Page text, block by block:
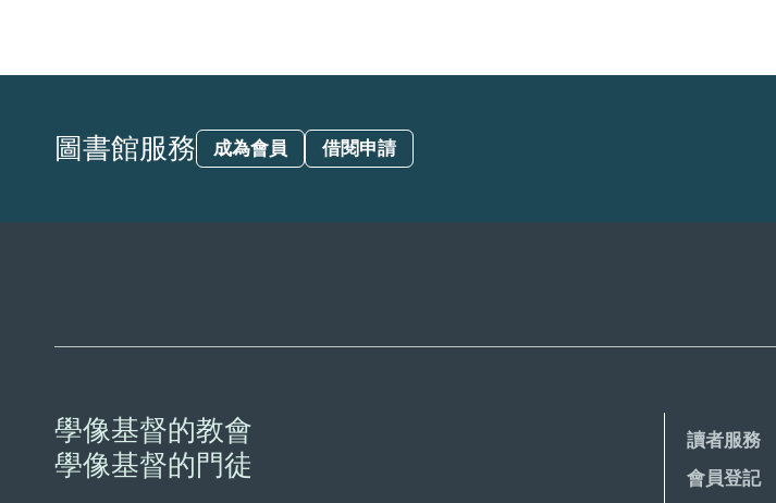
圖書館服務 成為會員 借閱申請
學像基督的教會
學像基督的門徒
讀者服務
會員登記